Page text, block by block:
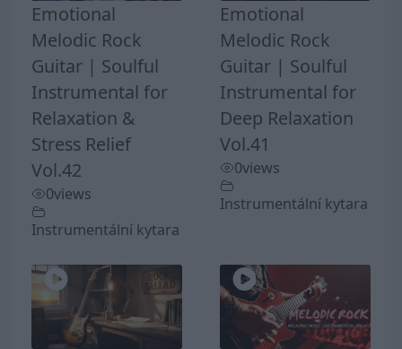
Emotional
Melodic Rock
Guitar | Soulful
Instrumental for
Relaxation &
Stress Relief
Vol.42
0views
Instrumentální kytara
Emotional
Melodic Rock
Guitar | Soulful
Instrumental for
Deep Relaxation
Vol.41
0views
Instrumentální kytara